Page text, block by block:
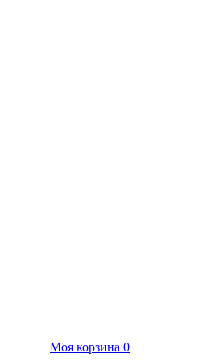
Моя корзина 0